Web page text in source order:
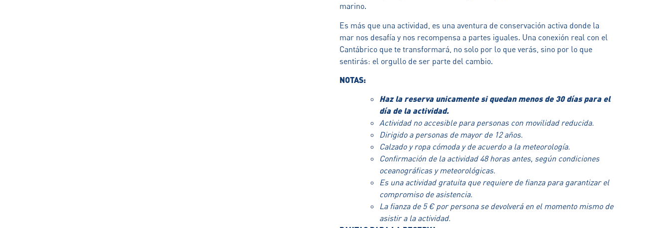
marino.
Es más que una actividad, es una aventura de conservación activa donde la
mar nos desafía y nos recompensa a partes iguales. Una conexión real con el
Cantábrico que te transformará, no solo por lo que verás, sino por lo que
sentirás: el orgullo de ser parte del cambio.
NOTAS:
Haz la reserva unicamente si quedan menos de 30 días para el
día de la actividad.
Actividad no accesible para personas con movilidad reducida.
Dirigido a personas de mayor de 12 años.
Calzado y ropa cómoda y de acuerdo a la meteorología.
Confirmación de la actividad 48 horas antes, según condiciones
oceanográficas y meteorológicas.
Es una actividad gratuita que requiere de fianza para garantizar el
compromiso de asistencia.
La fianza de 5 € por persona se devolverá en el momento mismo de
asistir a la actividad.